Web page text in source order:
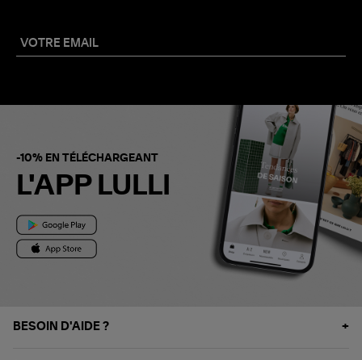
-10% EN TÉLÉCHARGEANT
L'APP LULLI
BESOIN D'AIDE ?